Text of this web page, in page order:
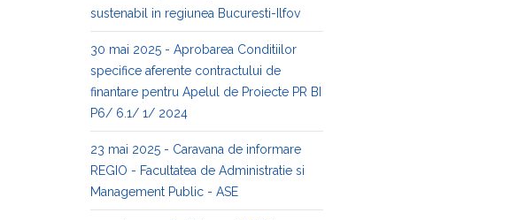
sustenabil in regiunea Bucuresti-Ilfov
30 mai 2025 - Aprobarea Conditiilor
specifice aferente contractului de
finantare pentru Apelul de Proiecte PR BI
P6/ 6.1/ 1/ 2024
23 mai 2025 - Caravana de informare
REGIO - Facultatea de Administratie si
Management Public - ASE